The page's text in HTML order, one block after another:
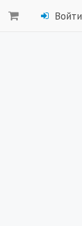
Войти